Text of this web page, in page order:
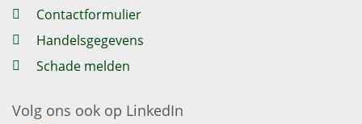
Contactformulier
Handelsgegevens
Schade melden
Volg ons ook op LinkedIn